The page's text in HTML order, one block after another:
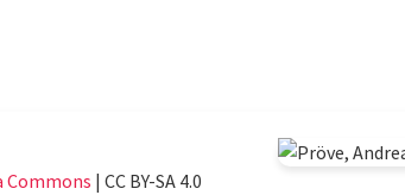
Commons | CC BY-SA 4.0